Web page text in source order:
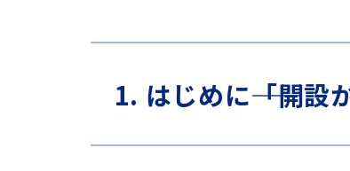
1. はじめに――「開